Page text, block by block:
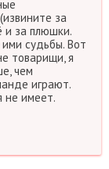
за
и за плюшки.
судьбы. Вот
товарищи, я
чем
играют.
не имеет.